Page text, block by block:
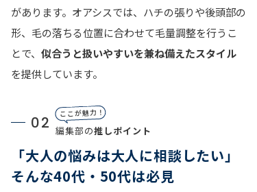
があります。オアシスでは、ハチの張りや後頭部の
形、毛の落ちる位置に合わせて毛量調整を行うこ
とで、 似合うと扱いやすいを兼ね備えたスタイル
を提供しています。
02
ここが魅力！
編集部の推しポイント
「大人の悩みは大人に相談したい」
そんな40代・50代は必見